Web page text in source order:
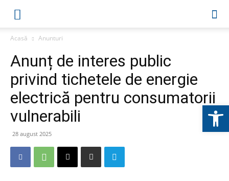
Acasă Anunturi
Anunț de interes public
privind tichetele de energie
electrică pentru consumatorii
vulnerabili
28 august 2025